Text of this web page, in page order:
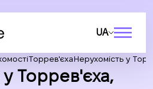
UA
Торрев'єхаНерухомість у
у Торрев'єха,